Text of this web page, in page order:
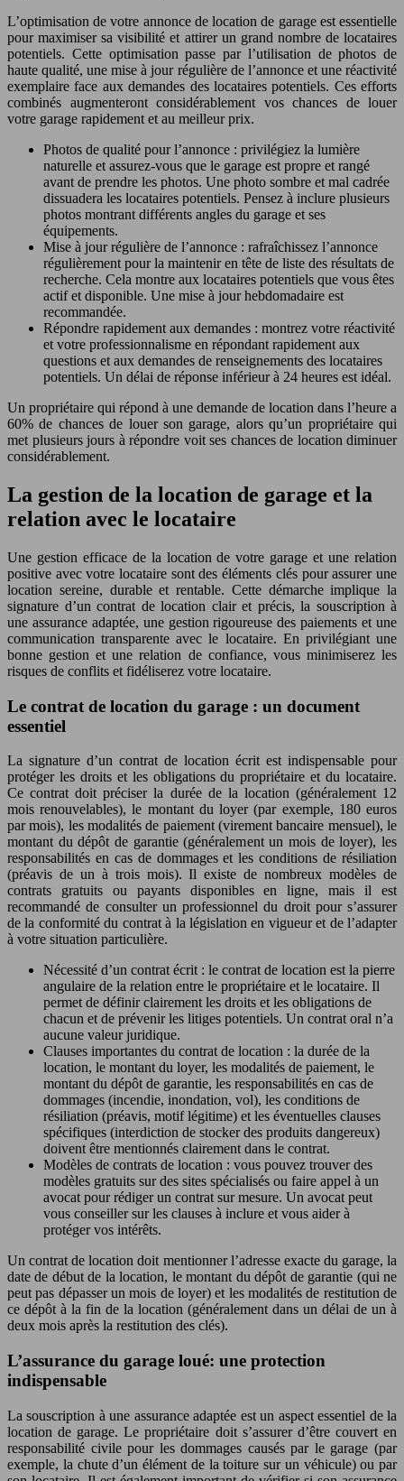
L’optimisation de votre annonce de location de garage est essentielle
pour maximiser sa visibilité et attirer un grand nombre de locataires
potentiels. Cette optimisation passe par l’utilisation de photos de
haute qualité, une mise à jour régulière de l’annonce et une réactivité
exemplaire face aux demandes des locataires potentiels. Ces efforts
combinés augmenteront considérablement vos chances de louer
votre garage rapidement et au meilleur prix.
Photos de qualité pour l’annonce : privilégiez la lumière
naturelle et assurez-vous que le garage est propre et rangé
avant de prendre les photos. Une photo sombre et mal cadrée
dissuadera les locataires potentiels. Pensez à inclure plusieurs
photos montrant différents angles du garage et ses
équipements.
Mise à jour régulière de l’annonce : rafraîchissez l’annonce
régulièrement pour la maintenir en tête de liste des résultats de
recherche. Cela montre aux locataires potentiels que vous êtes
actif et disponible. Une mise à jour hebdomadaire est
recommandée.
Répondre rapidement aux demandes : montrez votre réactivité
et votre professionnalisme en répondant rapidement aux
questions et aux demandes de renseignements des locataires
potentiels. Un délai de réponse inférieur à 24 heures est idéal.
Un propriétaire qui répond à une demande de location dans l’heure a
60% de chances de louer son garage, alors qu’un propriétaire qui
met plusieurs jours à répondre voit ses chances de location diminuer
considérablement.
La gestion de la location de garage et la
relation avec le locataire
Une gestion efficace de la location de votre garage et une relation
positive avec votre locataire sont des éléments clés pour assurer une
location sereine, durable et rentable. Cette démarche implique la
signature d’un contrat de location clair et précis, la souscription à
une assurance adaptée, une gestion rigoureuse des paiements et une
communication transparente avec le locataire. En privilégiant une
bonne gestion et une relation de confiance, vous minimiserez les
risques de conflits et fidéliserez votre locataire.
Le contrat de location du garage : un document
essentiel
La signature d’un contrat de location écrit est indispensable pour
protéger les droits et les obligations du propriétaire et du locataire.
Ce contrat doit préciser la durée de la location (généralement 12
mois renouvelables), le montant du loyer (par exemple, 180 euros
par mois), les modalités de paiement (virement bancaire mensuel), le
montant du dépôt de garantie (généralement un mois de loyer), les
responsabilités en cas de dommages et les conditions de résiliation
(préavis de un à trois mois). Il existe de nombreux modèles de
contrats gratuits ou payants disponibles en ligne, mais il est
recommandé de consulter un professionnel du droit pour s’assurer
de la conformité du contrat à la législation en vigueur et de l’adapter
à votre situation particulière.
Nécessité d’un contrat écrit : le contrat de location est la pierre
angulaire de la relation entre le propriétaire et le locataire. Il
permet de définir clairement les droits et les obligations de
chacun et de prévenir les litiges potentiels. Un contrat oral n’a
aucune valeur juridique.
Clauses importantes du contrat de location : la durée de la
location, le montant du loyer, les modalités de paiement, le
montant du dépôt de garantie, les responsabilités en cas de
dommages (incendie, inondation, vol), les conditions de
résiliation (préavis, motif légitime) et les éventuelles clauses
spécifiques (interdiction de stocker des produits dangereux)
doivent être mentionnés clairement dans le contrat.
Modèles de contrats de location : vous pouvez trouver des
modèles gratuits sur des sites spécialisés ou faire appel à un
avocat pour rédiger un contrat sur mesure. Un avocat peut
vous conseiller sur les clauses à inclure et vous aider à
protéger vos intérêts.
Un contrat de location doit mentionner l’adresse exacte du garage, la
date de début de la location, le montant du dépôt de garantie (qui ne
peut pas dépasser un mois de loyer) et les modalités de restitution de
ce dépôt à la fin de la location (généralement dans un délai de un à
deux mois après la restitution des clés).
L’assurance du garage loué: une protection
indispensable
La souscription à une assurance adaptée est un aspect essentiel de la
location de garage. Le propriétaire doit s’assurer d’être couvert en
responsabilité civile pour les dommages causés par le garage (par
exemple, la chute d’un élément de la toiture sur un véhicule) ou par